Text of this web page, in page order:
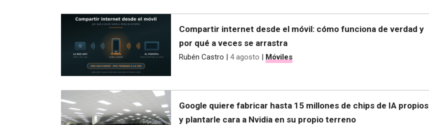
Compartir internet desde el móvil: cómo funciona de verdad y
por qué a veces se arrastra
Rubén Castro | 4 agosto | Móviles
Google quiere fabricar hasta 15 millones de chips de IA propios
y plantarle cara a Nvidia en su propio terreno